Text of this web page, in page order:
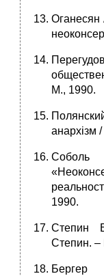
Оганесян
М., 1990.
анархізм
1990.
Степин
Степин. –